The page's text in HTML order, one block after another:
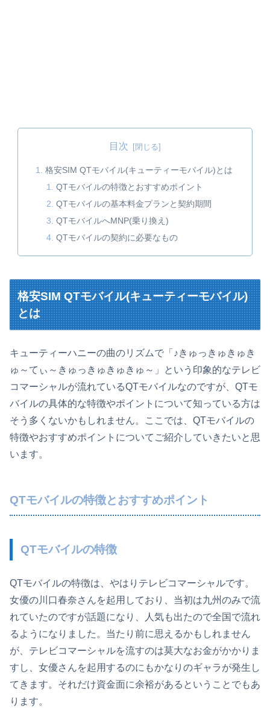
目次
格安SIM QTモバイル(キューティーモバイル)とは
QTモバイルの特徴とおすすめポイント
QTモバイルの基本料金プランと契約期間
QTモバイルへMNP(乗り換え)
QTモバイルの契約に必要なもの
格安SIM QTモバイル(キューティーモバイル)
とは
キューティーハニーの曲のリズムで「♪きゅっきゅきゅき
ゅ～てぃ～きゅっきゅきゅきゅ～」という印象的なテレビ
コマーシャルが流れているQTモバイルなのですが、QTモ
バイルの具体的な特徴やポイントについて知っている方は
そう多くないかもしれません。ここでは、QTモバイルの
特徴やおすすめポイントについてご紹介していきたいと思
います。
QTモバイルの特徴とおすすめポイント
QTモバイルの特徴
QTモバイルの特徴は、やはりテレビコマーシャルです。
女優の川口春奈さんを起用しており、当初は九州のみで流
れていたのですが話題になり、人気も出たので全国で流れ
るようになりました。当たり前に思えるかもしれません
が、テレビコマーシャルを流すのは莫大なお金がかかりま
すし、女優さんを起用するのにもかなりのギャラが発生し
てきます。それだけ資金面に余裕があるということでもあ
ります。